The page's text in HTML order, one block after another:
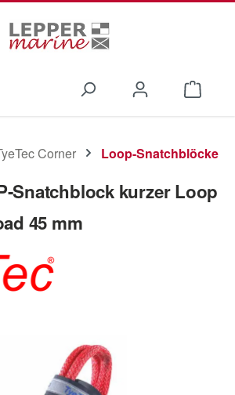
Corner Loop-Snatchblöcke
Snatchblock kurzer Loop
45 mm